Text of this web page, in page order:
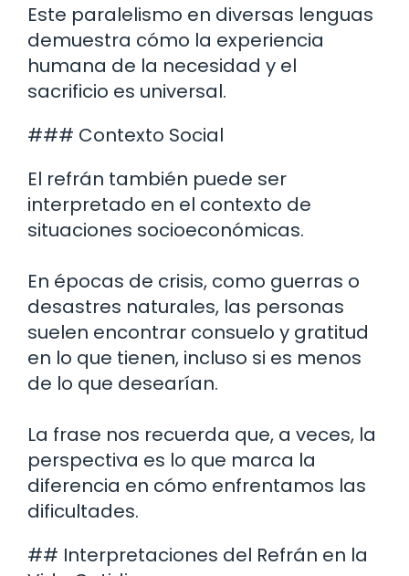
Este paralelismo en diversas lenguas
demuestra cómo la experiencia
humana de la necesidad y el
sacrificio es universal.
### Contexto Social
El refrán también puede ser
interpretado en el contexto de
situaciones socioeconómicas.
En épocas de crisis, como guerras o
desastres naturales, las personas
suelen encontrar consuelo y gratitud
en lo que tienen, incluso si es menos
de lo que desearían.
La frase nos recuerda que, a veces, la
perspectiva es lo que marca la
diferencia en cómo enfrentamos las
dificultades.
## Interpretaciones del Refrán en la